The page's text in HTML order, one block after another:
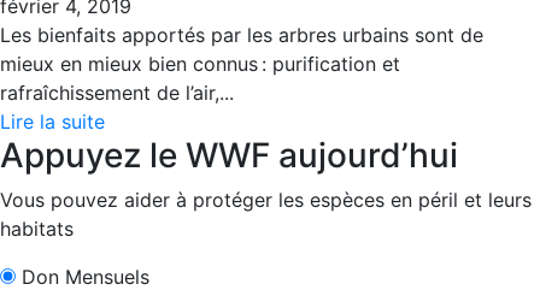
février 4, 2019
Les bienfaits apportés par les arbres urbains sont de
mieux en mieux bien connus : purification et
rafraîchissement de l’air,...
Lire la suite
Appuyez le WWF aujourd’hui
Vous pouvez aider à protéger les espèces en péril et leurs
habitats
Don Mensuels